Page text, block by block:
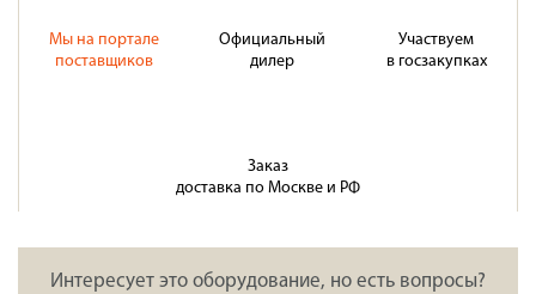
Мы на портале
поставщиков
Официальный
дилер
Участвуем
в госзакупках
Заказ
доставка по Москве и РФ
Интересует это оборудование, но есть вопросы?